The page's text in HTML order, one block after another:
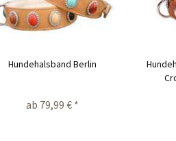
Hundehalsband Berlin
ab 79,99 € *